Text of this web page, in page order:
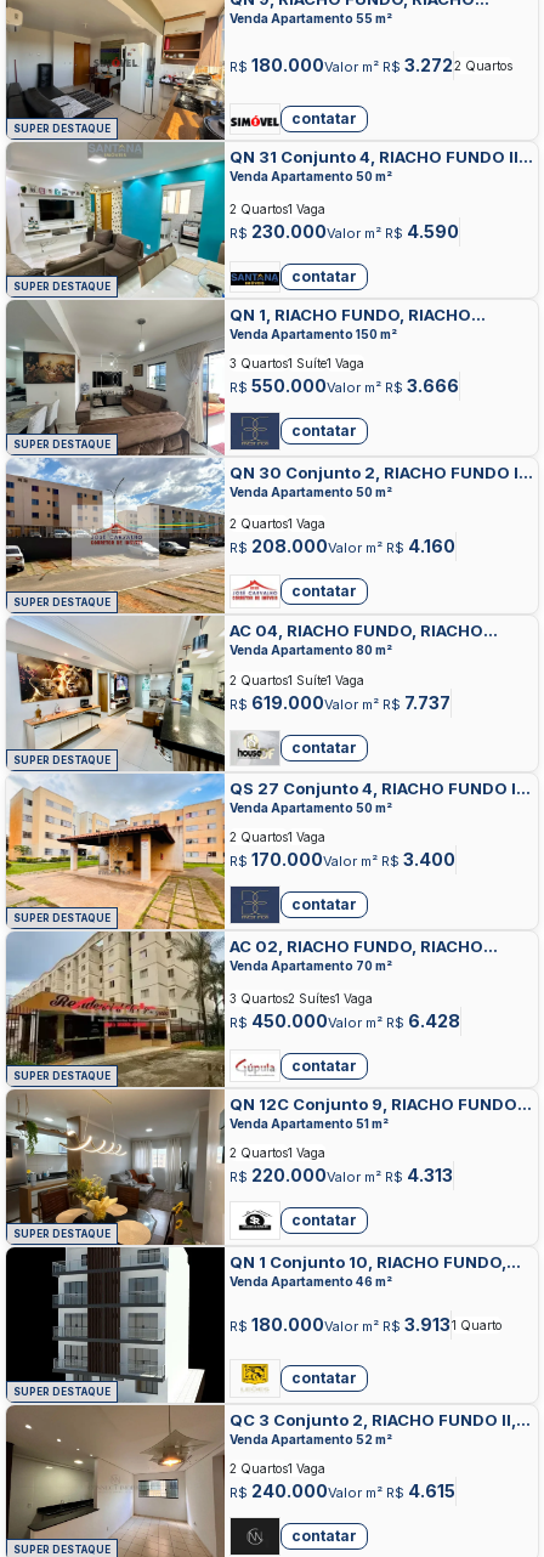
SUPER DESTAQUE
FUNDO
Venda Apartamento 55 m²
R$ 180.000Valor m² R$ 3.2722 Quartos
contatar
SUPER DESTAQUE
QN 31 Conjunto 4, RIACHO FUNDO II,
RIACHO FUNDO
Venda Apartamento 50 m²
R$ 230.000Valor m² R$ 4.590
2 Quartos1 Vaga
contatar
SUPER DESTAQUE
QN 1, RIACHO FUNDO, RIACHO
FUNDO
Venda Apartamento 150 m²
R$ 550.000Valor m² R$ 3.666
3 Quartos1 Suíte1 Vaga
contatar
SUPER DESTAQUE
QN 30 Conjunto 2, RIACHO FUNDO II,
RIACHO FUNDO
Venda Apartamento 50 m²
R$ 208.000Valor m² R$ 4.160
2 Quartos1 Vaga
contatar
SUPER DESTAQUE
AC 04, RIACHO FUNDO, RIACHO
FUNDO
Venda Apartamento 80 m²
R$ 619.000Valor m² R$ 7.737
2 Quartos1 Suíte1 Vaga
contatar
SUPER DESTAQUE
QS 27 Conjunto 4, RIACHO FUNDO II,
RIACHO FUNDO
Venda Apartamento 50 m²
R$ 170.000Valor m² R$ 3.400
2 Quartos1 Vaga
contatar
SUPER DESTAQUE
AC 02, RIACHO FUNDO, RIACHO
FUNDO
Venda Apartamento 70 m²
R$ 450.000Valor m² R$ 6.428
3 Quartos2 Suítes1 Vaga
contatar
SUPER DESTAQUE
QN 12C Conjunto 9, RIACHO FUNDO
II, RIACHO FUNDO
Venda Apartamento 51 m²
R$ 220.000Valor m² R$ 4.313
2 Quartos1 Vaga
contatar
SUPER DESTAQUE
QN 1 Conjunto 10, RIACHO FUNDO,
RIACHO FUNDO
Venda Apartamento 46 m²
R$ 180.000Valor m² R$ 3.9131 Quarto
contatar
SUPER DESTAQUE
QC 3 Conjunto 2, RIACHO FUNDO II,
RIACHO FUNDO
Venda Apartamento 52 m²
R$ 240.000Valor m² R$ 4.615
2 Quartos1 Vaga
contatar